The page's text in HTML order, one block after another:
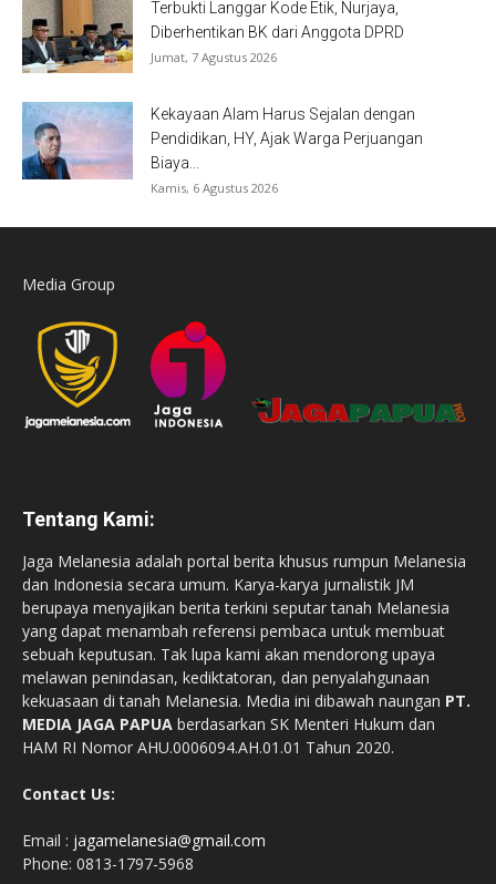
Terbukti Langgar Kode Etik, Nurjaya,
Diberhentikan BK dari Anggota DPRD
Jumat, 7 Agustus 2026
Kekayaan Alam Harus Sejalan dengan
Pendidikan, HY, Ajak Warga Perjuangan
Biaya...
Kamis, 6 Agustus 2026
Media Group
Tentang Kami:
Jaga Melanesia adalah portal berita khusus rumpun Melanesia
dan Indonesia secara umum. Karya-karya jurnalistik JM
berupaya menyajikan berita terkini seputar tanah Melanesia
yang dapat menambah referensi pembaca untuk membuat
sebuah keputusan. Tak lupa kami akan mendorong upaya
melawan penindasan, kediktatoran, dan penyalahgunaan
kekuasaan di tanah Melanesia. Media ini dibawah naungan PT.
MEDIA JAGA PAPUA berdasarkan SK Menteri Hukum dan
HAM RI Nomor AHU.0006094.AH.01.01 Tahun 2020.
Contact Us:
Email : jagamelanesia@gmail.com
Phone: 0813-1797-5968